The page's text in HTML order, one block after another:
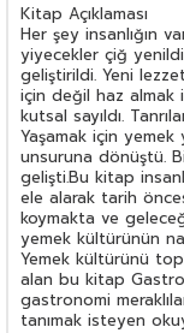
Kitap Açıklaması
Her şey insanlığın
yiyecekler çiğ
geliştirildi. Yeni
için değil haz almak
kutsal sayıldı.
Yaşamak için yemek
unsuruna dönüştü.
gelişti.Bu kitap
ele alarak tarih
koymakta ve
yemek kültürünün
Yemek kültürünü
alan bu kitap
gastronomi
tanımak isteyen